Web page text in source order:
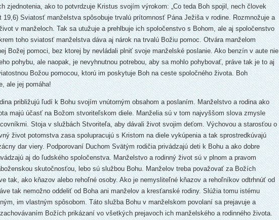
zjednotenia, ako to potvrdzuje Kristus svojím výrokom: „Co teda Boh spojil, nech človek
19,6) Sviatosť manželstva spôsobuje trvalú prítomnosť Pána Ježiša v rodine. Rozmnožuje a
v manželoch. Tak sa utužuje a prehlbuje ich spoločenstvo s Bohom, ale aj spoločenstvo
toho sviatosť manželstva dáva aj nárok na trvalú Božiu pomoc. Otvára manželom
Božej pomoci, bez ktorej by nevládali plniť svoje manželské poslanie. Ako benzín v aute nie
pohybu, ale naopak, je nevyhnutnou potrebou, aby sa mohlo pohybovať, práve tak je to aj
Božou pomocou, ktorú im poskytuje Boh na ceste spoločného života. Boh
ale jej pomáha!
približujú ľudí k Bohu svojím vnútorným obsahom a poslaním. Manželstvo a rodina ako
majú účasť na Božom stvoriteľskom diele. Manželia sú v tom najvyššom slova zmysle
Stoja v službách Stvoriteľa, aby dávali život svojim deťom. Výchovou a starosťou o
život potomstva zasa spolupracujú s Kristom na diele vykúpenia a tak sprostredkúvajú
dar viery. Podporovaní Duchom Svätým rodičia privádzajú deti k Bohu a ako dobre
aj do ľudského spoločenstva. Manželstvo a rodinný život sú v plnom a pravom
skutočnosťou, lebo sú službou Bohu. Manželov treba považovať za Božích
tak, ako kňazov alebo rehoľné osoby. Ako je nemysliteľné kňazov a rehoľníkov odtrhnúť od
tak nemožno oddeliť od Boha ani manželov a kresťanské rodiny. Slúžia tomu istému
im vlastným spôsobom. Táto služba Bohu v manželskom povolaní sa prejavuje a
Božích prikázaní vo všetkých prejavoch ich manželského a rodinného života.